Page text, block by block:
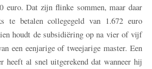
euro. Dat zijn flinke sommen, maar daar
te betalen collegegeld van 1.672 euro
houdt de subsidiëring op na vier of vijf
een eenjarige of tweejarige master. Een
heeft al snel uitgerekend dat wanneer hij